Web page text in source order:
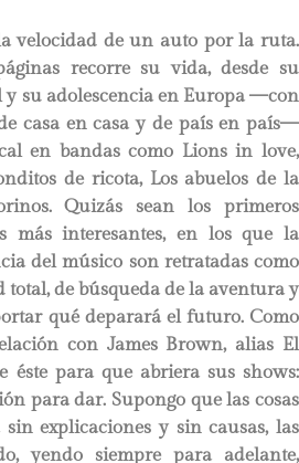
velocidad de un auto por la ruta.
recorre su vida, desde su
su adolescencia en Europa —con
casa en casa y de país en país—
en bandas como Lions in love,
de ricota, Los abuelos de la
Quizás sean los primeros
más interesantes, en los que la
del músico son retratadas como
de búsqueda de la aventura y
qué deparará el futuro. Como
con James Brown, alias El
éste para que abriera sus shows:
para dar. Supongo que las cosas
sin explicaciones y sin causas, las
yendo siempre para adelante,